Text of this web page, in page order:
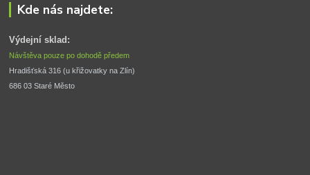
Kde nás najdete:
Výdejní sklad:
Návštěva pouze po dohodě předem
Hradišťská 316 (u křižovatky na Zlín)
686 03 Staré Město